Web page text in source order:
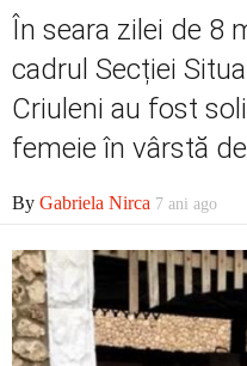
Politică
Externe
Social
În seara zilei de 8
cadrul Secției
Criuleni au fost
femeie în vârstă
By Gabriela Nirca 7 ani ago